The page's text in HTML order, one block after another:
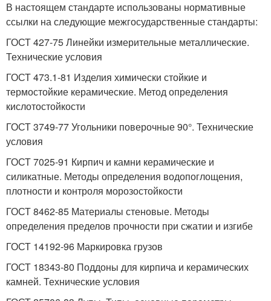
В настоящем стандарте использованы нормативные
ссылки на следующие межгосударственные стандарты:
ГОСТ 427-75 Линейки измерительные металлические.
Технические условия
ГОСТ 473.1-81 Изделия химически стойкие и
термостойкие керамические. Метод определения
кислотостойкости
ГОСТ 3749-77 Угольники поверочные 90°. Технические
условия
ГОСТ 7025-91 Кирпич и камни керамические и
силикатные. Методы определения водопоглощения,
плотности и контроля морозостойкости
ГОСТ 8462-85 Материалы стеновые. Методы
определения пределов прочности при сжатии и изгибе
ГОСТ 14192-96 Маркировка грузов
ГОСТ 18343-80 Поддоны для кирпича и керамических
камней. Технические условия